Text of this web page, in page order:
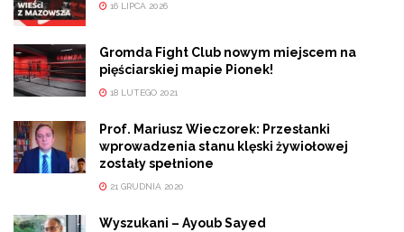
16 LIPCA 2026
Gromda Fight Club nowym miejscem na
pięściarskiej mapie Pionek!
18 LUTEGO 2021
Prof. Mariusz Wieczorek: Przesłanki
wprowadzenia stanu klęski żywiołowej
zostały spełnione
21 GRUDNIA 2020
Wyszukani – Ayoub Sayed